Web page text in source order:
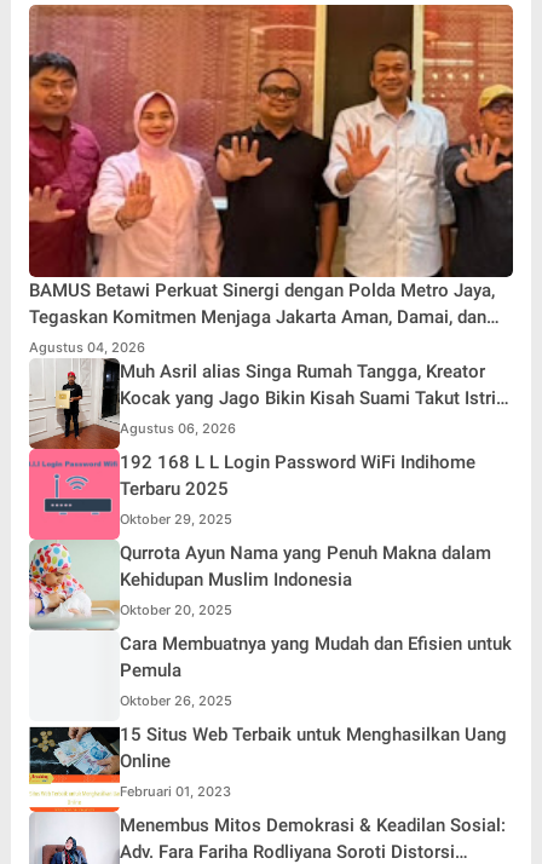
BAMUS Betawi Perkuat Sinergi dengan Polda Metro Jaya,
Tegaskan Komitmen Menjaga Jakarta Aman, Damai, dan
Kondusif Jelang HUT ke-81 Republik Indonesia
Agustus 04, 2026
Muh Asril alias Singa Rumah Tangga, Kreator
Kocak yang Jago Bikin Kisah Suami Takut Istri
Jadi Hiburan
Agustus 06, 2026
192 168 L L Login Password WiFi Indihome
Terbaru 2025
Oktober 29, 2025
Qurrota Ayun Nama yang Penuh Makna dalam
Kehidupan Muslim Indonesia
Oktober 20, 2025
Cara Membuatnya yang Mudah dan Efisien untuk
Pemula
Oktober 26, 2025
15 Situs Web Terbaik untuk Menghasilkan Uang
Online
Februari 01, 2023
Menembus Mitos Demokrasi & Keadilan Sosial:
Adv. Fara Fariha Rodliyana Soroti Distorsi